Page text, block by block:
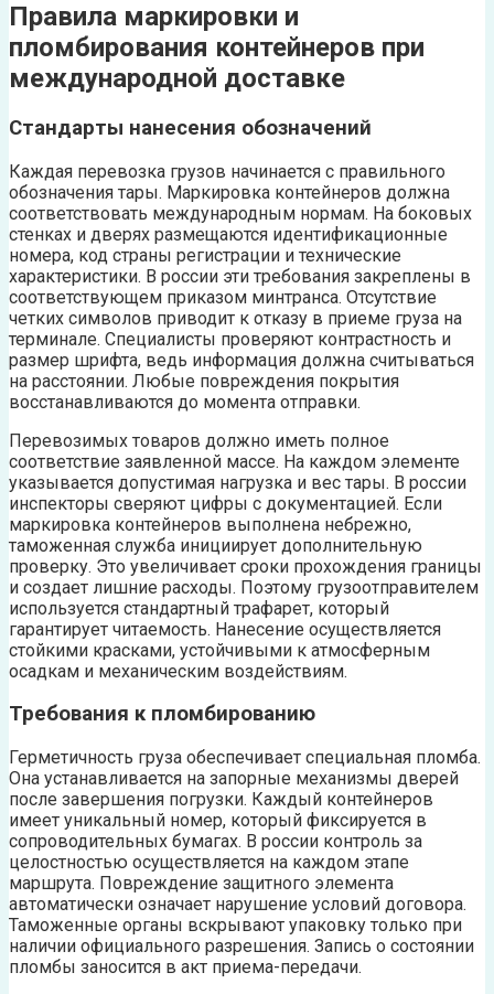
Правила маркировки и
пломбирования контейнеров при
международной доставке
Стандарты нанесения обозначений
Каждая перевозка грузов начинается с правильного
обозначения тары. Маркировка контейнеров должна
соответствовать международным нормам. На боковых
стенках и дверях размещаются идентификационные
номера, код страны регистрации и технические
характеристики. В россии эти требования закреплены в
соответствующем приказом минтранса. Отсутствие
четких символов приводит к отказу в приеме груза на
терминале. Специалисты проверяют контрастность и
размер шрифта, ведь информация должна считываться
на расстоянии. Любые повреждения покрытия
восстанавливаются до момента отправки.
Перевозимых товаров должно иметь полное
соответствие заявленной массе. На каждом элементе
указывается допустимая нагрузка и вес тары. В россии
инспекторы сверяют цифры с документацией. Если
маркировка контейнеров выполнена небрежно,
таможенная служба инициирует дополнительную
проверку. Это увеличивает сроки прохождения границы
и создает лишние расходы. Поэтому грузоотправителем
используется стандартный трафарет, который
гарантирует читаемость. Нанесение осуществляется
стойкими красками, устойчивыми к атмосферным
осадкам и механическим воздействиям.
Требования к пломбированию
Герметичность груза обеспечивает специальная пломба.
Она устанавливается на запорные механизмы дверей
после завершения погрузки. Каждый контейнеров
имеет уникальный номер, который фиксируется в
сопроводительных бумагах. В россии контроль за
целостностью осуществляется на каждом этапе
маршрута. Повреждение защитного элемента
автоматически означает нарушение условий договора.
Таможенные органы вскрывают упаковку только при
наличии официального разрешения. Запись о состоянии
пломбы заносится в акт приема-передачи.